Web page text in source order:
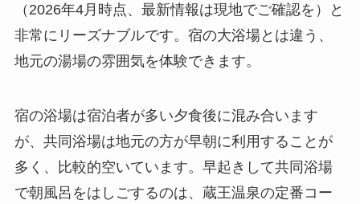
（2026年4月時点、最新情報は現地でご確認を）と
非常にリーズナブルです。宿の大浴場とは違う、
地元の湯場の雰囲気を体験できます。
宿の浴場は宿泊者が多い夕食後に混み合います
が、共同浴場は地元の方が早朝に利用することが
多く、比較的空いています。早起きして共同浴場
で朝風呂をはしごするのは、蔵王温泉の定番コー